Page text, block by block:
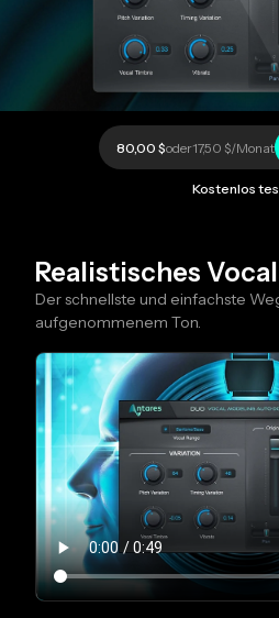
80,00 $oder17,50 $/Monat
Kostenlos
Realistisches
Der schnellste und einfachste
aufgenommenem Ton.